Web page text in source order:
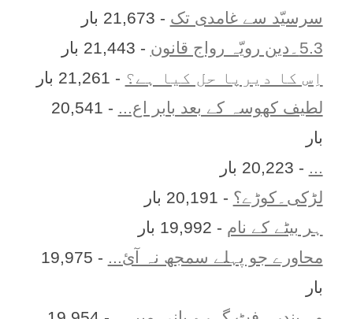
سرسیّد سے غامدی تک - 21,673 بار
5.3۔دین رویّہ رواج قانون
- 21,443 بار
اِس کا ديرپا حل کيا ہے؟ - 21,261 بار
لطیف کھوسہ کے بعد بابر اع...
- 20,541
بار
... - 20,223 بار
لڑکی۔کوڑے؟ - 20,191 بار
ہر بيٹے کے نام - 19,992 بار
محاورے جو پہلے سمجھ نہ آئ...
- 19,975
بار